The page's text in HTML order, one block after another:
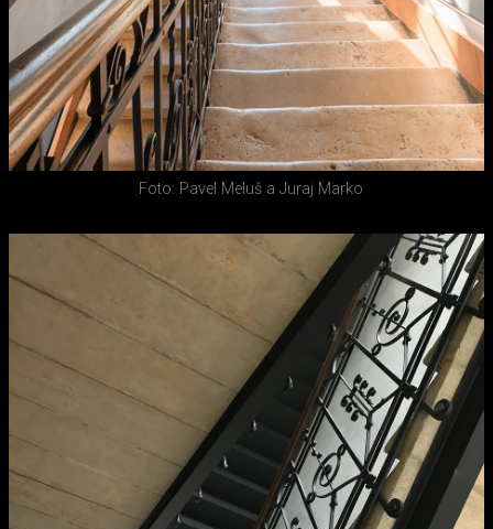
Foto: Pavel Meluš a Juraj Marko